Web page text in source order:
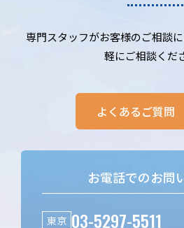
専門スタッフがお客様のご相談
軽にご相談くだ
よくあるご質問
お電話でのお問
東京 03-5297-5511